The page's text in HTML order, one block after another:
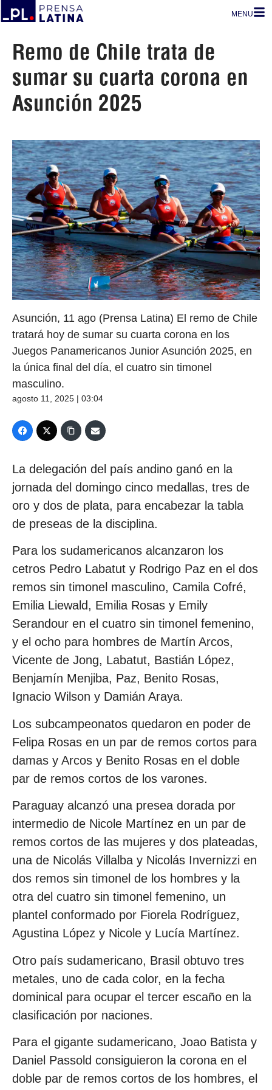
MENU
Remo de Chile trata de
sumar su cuarta corona en
Asunción 2025
Asunción, 11 ago (Prensa Latina) El remo de Chile
tratará hoy de sumar su cuarta corona en los
Juegos Panamericanos Junior Asunción 2025, en
la única final del día, el cuatro sin timonel
masculino.
agosto 11, 2025 | 03:04
La delegación del país andino ganó en la
jornada del domingo cinco medallas, tres de
oro y dos de plata, para encabezar la tabla
de preseas de la disciplina.
Para los sudamericanos alcanzaron los
cetros Pedro Labatut y Rodrigo Paz en el dos
remos sin timonel masculino, Camila Cofré,
Emilia Liewald, Emilia Rosas y Emily
Serandour en el cuatro sin timonel femenino,
y el ocho para hombres de Martín Arcos,
Vicente de Jong, Labatut, Bastián López,
Benjamín Menjiba, Paz, Benito Rosas,
Ignacio Wilson y Damián Araya.
Los subcampeonatos quedaron en poder de
Felipa Rosas en un par de remos cortos para
damas y Arcos y Benito Rosas en el doble
par de remos cortos de los varones.
Paraguay alcanzó una presea dorada por
intermedio de Nicole Martínez en un par de
remos cortos de las mujeres y dos plateadas,
una de Nicolás Villalba y Nicolás Invernizzi en
dos remos sin timonel de los hombres y la
otra del cuatro sin timonel femenino, un
plantel conformado por Fiorela Rodríguez,
Agustina López y Nicole y Lucía Martínez.
Otro país sudamericano, Brasil obtuvo tres
metales, uno de cada color, en la fecha
dominical para ocupar el tercer escaño en la
clasificación por naciones.
Para el gigante sudamericano, Joao Batista y
Daniel Passold consiguieron la corona en el
doble par de remos cortos de los hombres, el